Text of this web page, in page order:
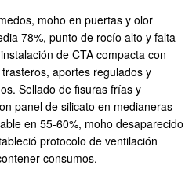
moho en puertas y olor
78%, punto de rocío alto y falta
de CTA compacta con
aportes regulados y
Sellado de fisuras frías y
panel de silicato en medianeras
en 55-60%, moho desaparecido
protocolo de ventilación
consumos.